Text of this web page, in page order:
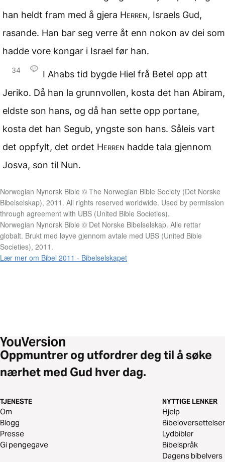
han heldt fram med å gjera Herren, Israels Gud,
rasande. Han bar seg verre åt enn nokon av dei som
hadde vore kongar i Israel før han.
34
I Ahabs tid bygde Hiel frå Betel opp att
Jeriko. Då han la grunnvollen, kosta det han Abiram,
eldste son hans, og då han sette opp portane,
kosta det han Segub, yngste son hans. Såleis vart
det oppfylt, det ordet Herren hadde tala gjennom
Josva, son til Nun.
Norwegian Nynorsk Bible © The Norwegian Bible Society (Det Norske
Bibelselskap), 2011. All rights reserved worldwide. Used by permission
through agreement with UBS (United Bible Societies).
Norwegian Nynorsk Bible © Det Norske Bibelselskap. Alle rettar
globalt. Brukt med løyve gjennom avtale med UBS (United Bible
Societies), 2011.
Lær mer om Bibel 2011 - Bibelselskapet
Oppmuntrer og utfordrer deg til å søke
nærhet med Gud hver dag.
TJENESTE
Om
Blogg
Presse
Gi pengegave
NYTTIGE LENKER
Hjelp
Bibeloversettelser
Lydbibler
Bibelspråk
Dagens bibelvers